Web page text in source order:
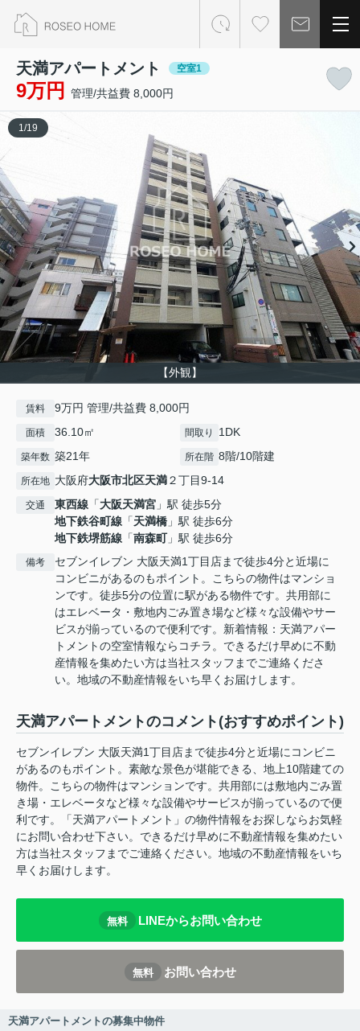
天満アパートメント 空室1
9万円 管理/共益費 8,000円
【外観】
1 /19
賃料 9万円 管理/共益費 8,000円
面積 36.10㎡ 間取り 1DK
築年数 築21年 所在階 8階/10階建
所在地 大阪府大阪市北区天満２丁目9-14
交通 東西線 「大阪天満宮 」駅 徒歩5分
地下鉄谷町線 「天満橋 」駅 徒歩6分
地下鉄堺筋線 「南森町」駅 徒歩6分
備考
セブンイレブン 大阪天満1丁目店まで徒歩4分と近場に
コンビニがあるのもポイント。こちらの物件はマンショ
ンです。徒歩5分の位置に駅がある物件です。共用部に
はエレベータ・敷地内ごみ置き場など様々な設備やサー
ビスが揃っているので便利です。新着情報：天満アパー
トメントの空室情報ならコチラ。できるだけ早めに不動
産情報を集めたい方は当社スタッフまでご連絡くださ
い。地域の不動産情報をいち早くお届けします。
天満アパートメントのコメント(おすすめポイント)
セブンイレブン 大阪天満1丁目店まで徒歩4分と近場にコンビニ
があるのもポイント。素敵な景色が堪能できる、地上10階建ての
物件。こちらの物件はマンションです。共用部には敷地内ごみ置
き場・エレベータなど様々な設備やサービスが揃っているので便
利です。「天満アパートメント」の物件情報をお探しならお気軽
にお問い合わせ下さい。できるだけ早めに不動産情報を集めたい
方は当社スタッフまでご連絡ください。地域の不動産情報をいち
早くお届けします。
無料 LINEからお問い合わせ
無料 お問い合わせ
天満アパートメントの募集中物件